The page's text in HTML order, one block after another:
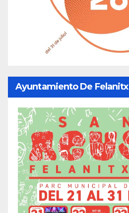
Ayuntamiento De Felanitx